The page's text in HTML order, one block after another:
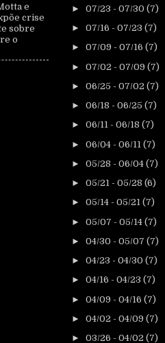
e
crise
sobre
o
► 07/23 - 07/30 (7)
► 07/16 - 07/23 (7)
► 07/09 - 07/16 (7)
► 07/02 - 07/09 (7)
► 06/25 - 07/02 (7)
► 06/18 - 06/25 (7)
► 06/11 - 06/18 (7)
► 06/04 - 06/11 (7)
► 05/28 - 06/04 (7)
► 05/21 - 05/28 (6)
► 05/14 - 05/21 (7)
► 05/07 - 05/14 (7)
► 04/30 - 05/07 (7)
► 04/23 - 04/30 (7)
► 04/16 - 04/23 (7)
► 04/09 - 04/16 (7)
► 04/02 - 04/09 (7)
► 03/26 - 04/02 (7)